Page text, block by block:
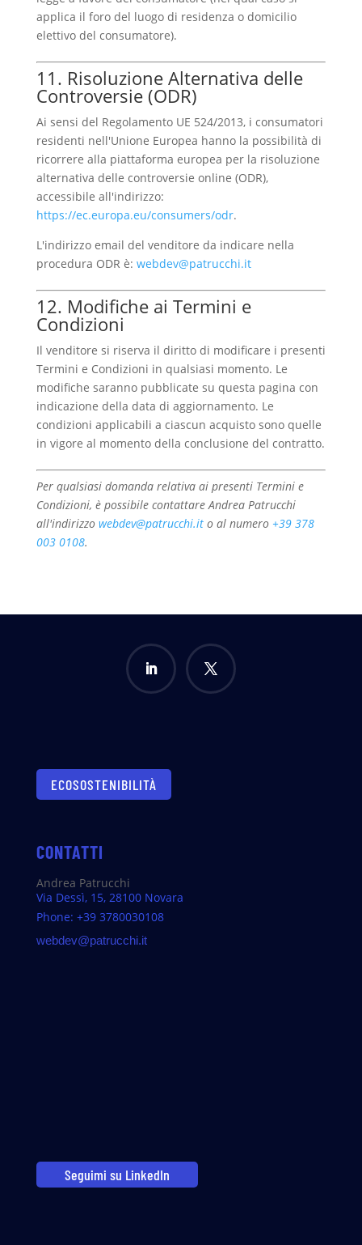
applica il foro del luogo di residenza o domicilio
elettivo del consumatore).
11. Risoluzione Alternativa delle
Controversie (ODR)
Ai sensi del Regolamento UE 524/2013, i consumatori
residenti nell'Unione Europea hanno la possibilità di
ricorrere alla piattaforma europea per la risoluzione
alternativa delle controversie online (ODR),
accessibile all'indirizzo:
https://ec.europa.eu/consumers/odr.
L'indirizzo email del venditore da indicare nella
procedura ODR è: webdev@patrucchi.it
12. Modifiche ai Termini e
Condizioni
Il venditore si riserva il diritto di modificare i presenti
Termini e Condizioni in qualsiasi momento. Le
modifiche saranno pubblicate su questa pagina con
indicazione della data di aggiornamento. Le
condizioni applicabili a ciascun acquisto sono quelle
in vigore al momento della conclusione del contratto.
Per qualsiasi domanda relativa ai presenti Termini e
Condizioni, è possibile contattare Andrea Patrucchi
all'indirizzo webdev@patrucchi.ito al numero +39 378
003 0108.
ECOSOSTENIBILITÀ
CONTATTI
Andrea Patrucchi
Via Dessì, 15, 28100 Novara
Phone: +39 3780030108
webdev@patrucchi.it
Seguimi su LinkedIn